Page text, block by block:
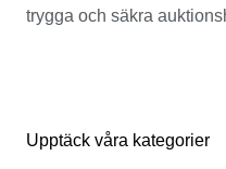
trygga och säkra
Upptäck våra kategorier